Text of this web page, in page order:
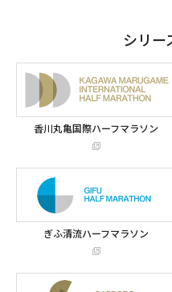
シリー
香川丸亀国際ハーフマラソン
ぎふ清流ハーフマラソン